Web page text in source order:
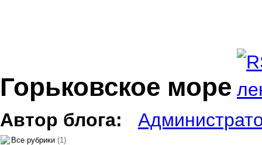
Горьковское море
Автор блога:
Все рубрики (1)